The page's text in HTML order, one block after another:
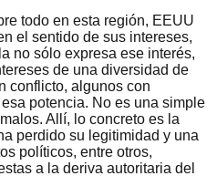
todo en esta región, EEUU
el sentido de sus intereses,
no sólo expresa ese interés,
de una diversidad de
conflicto, algunos con
potencia. No es una simple
Allí, lo concreto es la
perdido su legitimidad y una
políticos, entre otros,
a la deriva autoritaria del